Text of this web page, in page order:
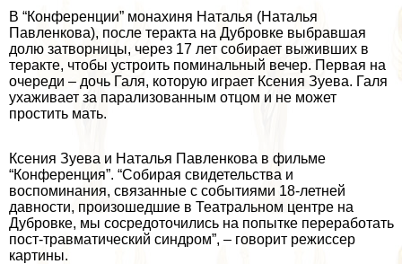
В “Конференции” монахиня Наталья (Наталья
Павленкова), после теpaкта на Дубровке выбравшая
долю затворницы, через 17 лет собирает выживших в
теpaкте, чтобы устроить поминальный вечер. Первая на
очереди – дочь Галя, которую играет Ксения Зуева. Галя
ухаживает за парализованным отцом и не может
простить мать.
Ксения Зуева и Наталья Павленкова в фильме
“Конференция”. “Собирая свидетельства и
воспоминания, связанные с событиями 18-летней
давности, произошедшие в Театральном центре на
Дубровке, мы сосредоточились на попытке переработать
пост-травматический синдром”, – говорит режиссер
картины.